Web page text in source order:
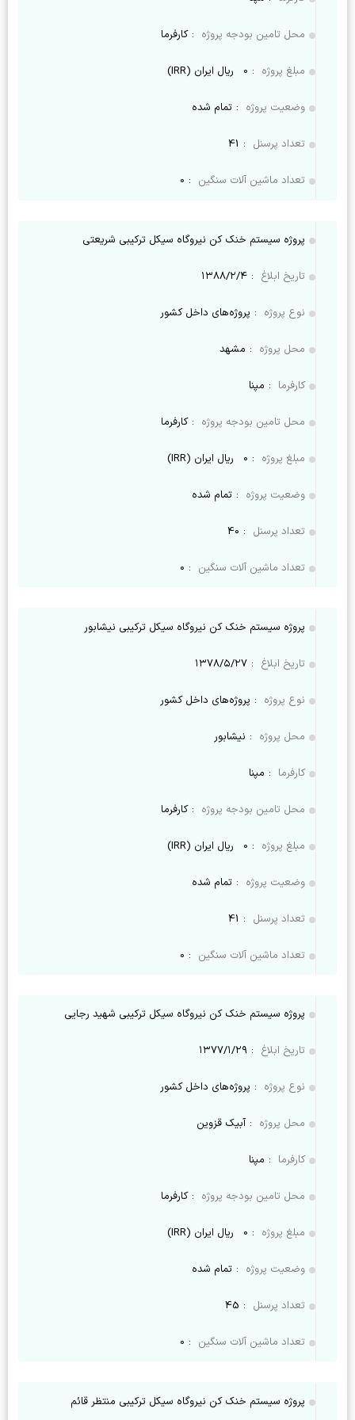
محل تامین بودجه پروژه : کارفرما
مبلغ پروژه :
0 ریال ایران (IRR)
وضعیت پروژه : تمام شده
تعداد پرسنل :
41
تعداد ماشین آلات سنگین :
0
پروژه سیستم خنک کن نیروگاه سیکل ترکیبی شریعتی
تاریخ ابلاغ : ۱۳۸۸/۲/۴
نوع پروژه : پروژه‌های داخل کشور
محل پروژه : مشهد
کارفرما : مپنا
محل تامین بودجه پروژه : کارفرما
مبلغ پروژه :
0 ریال ایران (IRR)
وضعیت پروژه : تمام شده
تعداد پرسنل :
40
تعداد ماشین آلات سنگین :
0
پروژه سیستم خنک کن نیروگاه سیکل ترکیبی نیشابور
تاریخ ابلاغ : ۱۳۷۸/۵/۲۷
نوع پروژه : پروژه‌های داخل کشور
محل پروژه : نیشابور
کارفرما : مپنا
محل تامین بودجه پروژه : کارفرما
مبلغ پروژه :
0 ریال ایران (IRR)
وضعیت پروژه : تمام شده
تعداد پرسنل :
41
تعداد ماشین آلات سنگین :
0
پروژه سیستم خنک کن نیروگاه سیکل ترکیبی شهید رجایی
تاریخ ابلاغ : ۱۳۷۷/۱/۲۹
نوع پروژه : پروژه‌های داخل کشور
محل پروژه : آبیک قزوین
کارفرما : مپنا
محل تامین بودجه پروژه : کارفرما
مبلغ پروژه :
0 ریال ایران (IRR)
وضعیت پروژه : تمام شده
تعداد پرسنل :
45
تعداد ماشین آلات سنگین :
0
پروژه سیستم خنک کن نیروگاه سیکل ترکیبی منتظر قائم